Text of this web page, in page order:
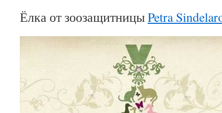
Ёлка от зоозащитницыPetra